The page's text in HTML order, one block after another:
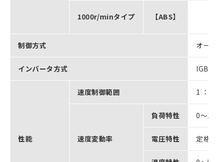
1000r/minタイプ 【ABS】
制御方式 オー
インバータ方式 IGBT
性能
速度制御範囲 1 ：
速度変動率
負荷特性 0～
電圧特性 定格